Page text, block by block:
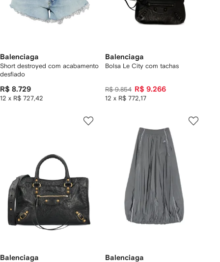
Balenciaga
Short destroyed com acabamento
desfiado
R$ 8.729
12 x R$ 727,42
Balenciaga
Bolsa Le City com tachas
R$ 9.854 R$ 9.266
12 x R$ 772,17
Balenciaga Balenciaga